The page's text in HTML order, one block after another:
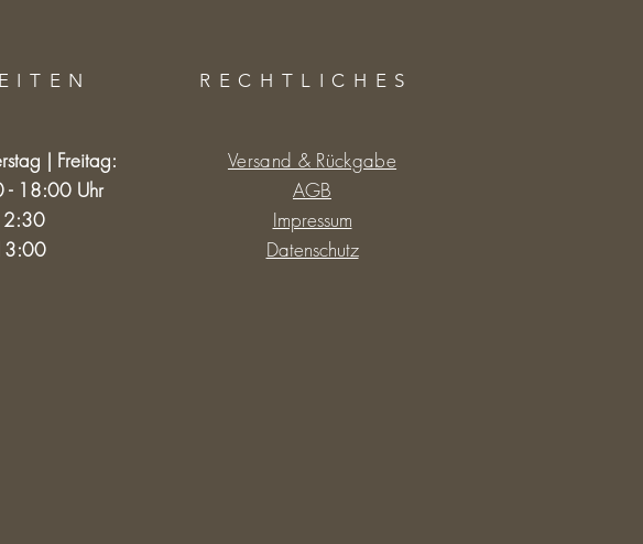
N RECHTLICHES
| Freitag:
18:00 Uhr
Versand & Rückgabe
AGB
Impressum
Datenschutz